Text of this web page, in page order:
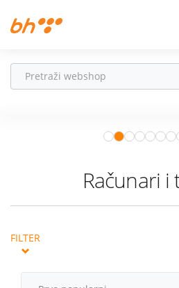
Fiksna
Akcije
Podrška
– vaš partner za
zdraviji i aktivniji život.
Računari i
FILTER